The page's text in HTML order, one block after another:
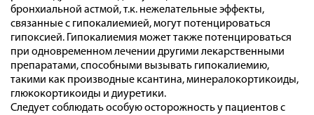
бронхиальной астмой, т.к. нежелательные эффекты,
связанные с гипокалиемией, могут потенцироваться
гипоксией. Гипокалиемия может также потенцироваться
при одновременном лечении другими лекарственными
препаратами, способными вызывать гипокалиемию,
такими как производные ксантина, минералокортикоиды,
глюкокортикоиды и диуретики.
Следует соблюдать особую осторожность у пациентов с